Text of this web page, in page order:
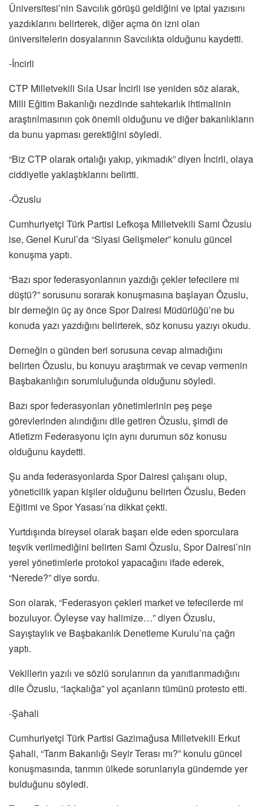
Üniversitesi’nin Savcılık görüşü geldiğini ve iptal yazısını
yazdıklarını belirterek, diğer açma ön izni olan
üniversitelerin dosyalarının Savcılıkta olduğunu kaydetti.
-İncirli
CTP Milletvekili Sıla Usar İncirli ise yeniden söz alarak,
Milli Eğitim Bakanlığı nezdinde sahtekarlık ihtimalinin
araştırılmasının çok önemli olduğunu ve diğer bakanlıkların
da bunu yapması gerektiğini söyledi.
“Biz CTP olarak ortalığı yakıp, yıkmadık” diyen İncirli, olaya
ciddiyetle yaklaştıklarını belirtti.
-Özuslu
Cumhuriyetçi Türk Partisi Lefkoşa Milletvekili Sami Özuslu
ise, Genel Kurul’da “Siyasi Gelişmeler” konulu güncel
konuşma yaptı.
“Bazı spor federasyonlarının yazdığı çekler tefecilere mi
düştü?” sorusunu sorarak konuşmasına başlayan Özuslu,
bir derneğin üç ay önce Spor Dairesi Müdürlüğü’ne bu
konuda yazı yazdığını belirterek, söz konusu yazıyı okudu.
Derneğin o günden beri sorusuna cevap almadığını
belirten Özuslu, bu konuyu araştırmak ve cevap vermenin
Başbakanlığın sorumluluğunda olduğunu söyledi.
Bazı spor federasyonları yönetimlerinin peş peşe
görevlerinden alındığını dile getiren Özuslu, şimdi de
Atletizm Federasyonu için aynı durumun söz konusu
olduğunu kaydetti.
Şu anda federasyonlarda Spor Dairesi çalışanı olup,
yöneticilik yapan kişiler olduğunu belirten Özuslu, Beden
Eğitimi ve Spor Yasası’na dikkat çekti.
Yurtdışında bireysel olarak başarı elde eden sporculara
teşvik verilmediğini belirten Sami Özuslu, Spor Dairesi’nin
yerel yönetimlerle protokol yapacağını ifade ederek,
“Nerede?” diye sordu.
Son olarak, “Federasyon çekleri market ve tefecilerde mi
bozuluyor. Öyleyse vay halimize…” diyen Özuslu,
Sayıştaylık ve Başbakanlık Denetleme Kurulu’na çağrı
yaptı.
Vekillerin yazılı ve sözlü sorularının da yanıtlanmadığını
dile Özuslu, “laçkalığa” yol açanların tümünü protesto etti.
-Şahali
Cumhuriyetçi Türk Partisi Gazimağusa Milletvekili Erkut
Şahali, “Tarım Bakanlığı Seyir Terası mı?” konulu güncel
konuşmasında, tarımın ülkede sorunlarıyla gündemde yer
bulduğunu söyledi.